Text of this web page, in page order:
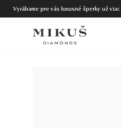
Vyrábame pre vás luxusné šperky už viac